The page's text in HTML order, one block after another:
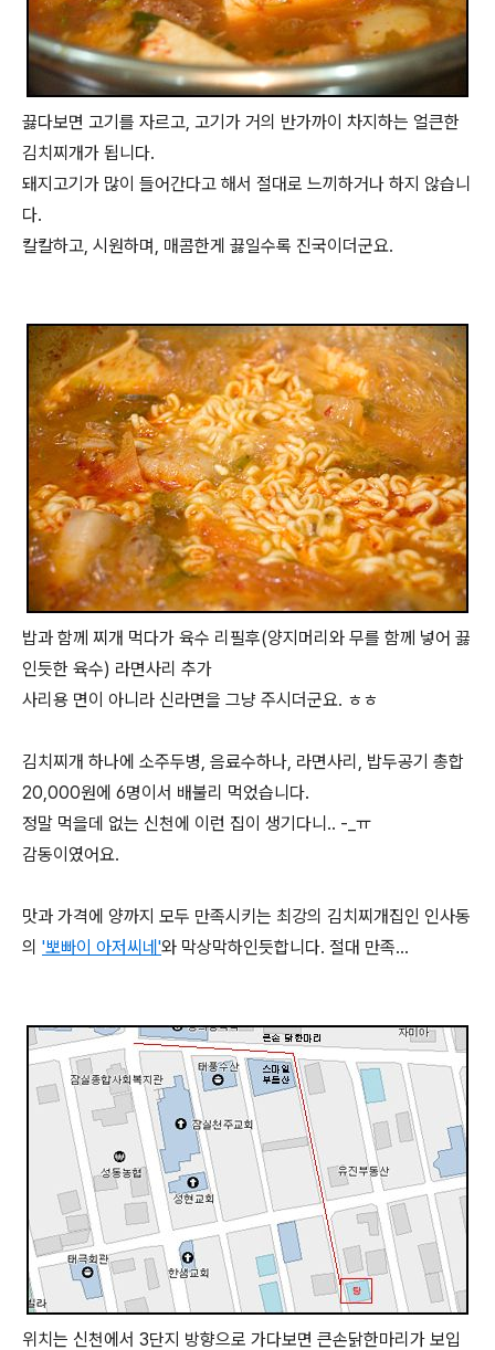
끓다보면 고기를 자르고, 고기가 거의 반가까이 차지하는 얼큰한
김치찌개가 됩니다.
돼지고기가 많이 들어간다고 해서 절대로 느끼하거나 하지 않습니
다.
칼칼하고, 시원하며, 매콤한게 끓일수록 진국이더군요.
밥과 함께 찌개 먹다가 육수 리필후(양지머리와 무를 함께 넣어 끓
인듯한 육수) 라면사리 추가
사리용 면이 아니라 신라면을 그냥 주시더군요. ㅎㅎ
김치찌개 하나에 소주두병, 음료수하나, 라면사리, 밥두공기 총합
20,000원에 6명이서 배불리 먹었습니다.
정말 먹을데 없는 신천에 이런 집이 생기다니.. -_ㅠ
감동이였어요.
맛과 가격에 양까지 모두 만족시키는 최강의 김치찌개집인 인사동
의 '뽀빠이 아저씨네'와 막상막하인듯합니다. 절대 만족...
위치는 신천에서 3단지 방향으로 가다보면 큰손닭한마리가 보입